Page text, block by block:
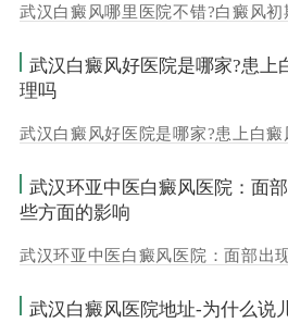
武汉白癜风哪里医院不错?白癜风初
武汉白癜风好医院是哪家?患上
理吗
武汉白癜风好医院是哪家?患上白癜
武汉环亚中医白癜风医院：面
些方面的影响
武汉环亚中医白癜风医院：面部出
武汉白癜风医院地址-为什么说